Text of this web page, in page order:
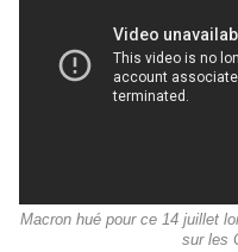
Macron hué pour ce 14 juillet
sur les